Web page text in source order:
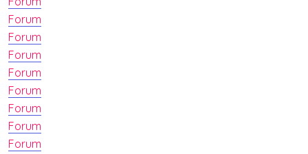
Forum
Forum
Forum
Forum
Forum
Forum
Forum
Forum